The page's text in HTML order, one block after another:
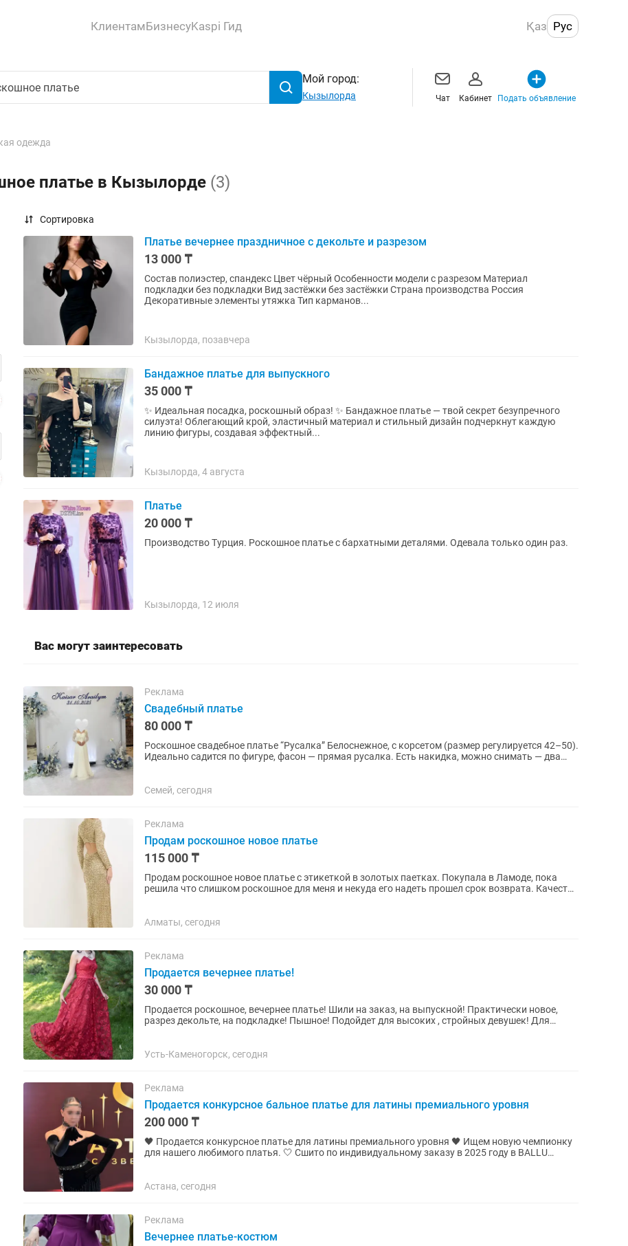
КлиентамБизнесуKaspi Гид Қаз Рус
Мой город:
Кызылорда Чат Кабинет Подать объявление
одежда
платье в Кызылорде (3)
Сортировка
Платье вечернее праздничное с декольте и разрезом
13 000 ₸
Состав полиэстер, спандекс Цвет чёрный Особенности модели с разрезом Материал
подкладки без подкладки Вид застёжки без застёжки Страна производства Россия
Декоративные элементы утяжка Тип карманов...
Кызылорда, позавчера
Бандажное платье для выпускного
35 000 ₸
✨ Идеальная посадка, роскошный образ! ✨ Бандажное платье — твой секрет безупречного
силуэта! Облегающий крой, эластичный материал и стильный дизайн подчеркнут каждую
линию фигуры, создавая эффектный...
Кызылорда, 4 августа
Платье
20 000 ₸
Производство Турция. Роскошное платье с бархатными деталями. Одевала только один раз.
Кызылорда, 12 июля
Вас могут заинтересовать
Реклама
Свадебный платье
80 000 ₸
Роскошное свадебное платье “Русалка” Белоснежное, с корсетом (размер регулируется 42–50).
Идеально садится по фигуре, фасон — прямая русалка. Есть накидка, можно снимать — два
Семей, сегодня
Реклама
Продам роскошное новое платье
115 000 ₸
Продам роскошное новое платье с этикеткой в золотых паетках. Покупала в Ламоде, пока
решила что слишком роскошное для меня и некуда его надеть прошел срок возврата. Качество
Алматы, сегодня
Реклама
Продается вечернее платье!
30 000 ₸
Продается роскошное, вечернее платье! Шили на заказ, на выпускной! Практически новое,
разрез декольте, на подкладке! Пышное! Подойдет для высоких , стройных девушек! Для
Усть-Каменогорск, сегодня
Реклама
Продается конкурсное бальное платье для латины премиального уровня
200 000 ₸
🖤 Продается конкурсное платье для латины премиального уровня 🖤 Ищем новую чемпионку
для нашего любимого платья. 🤍 Сшито по индивидуальному заказу в 2025 году в BALLU
Астана, сегодня
Реклама
Вечернее платье-костюм